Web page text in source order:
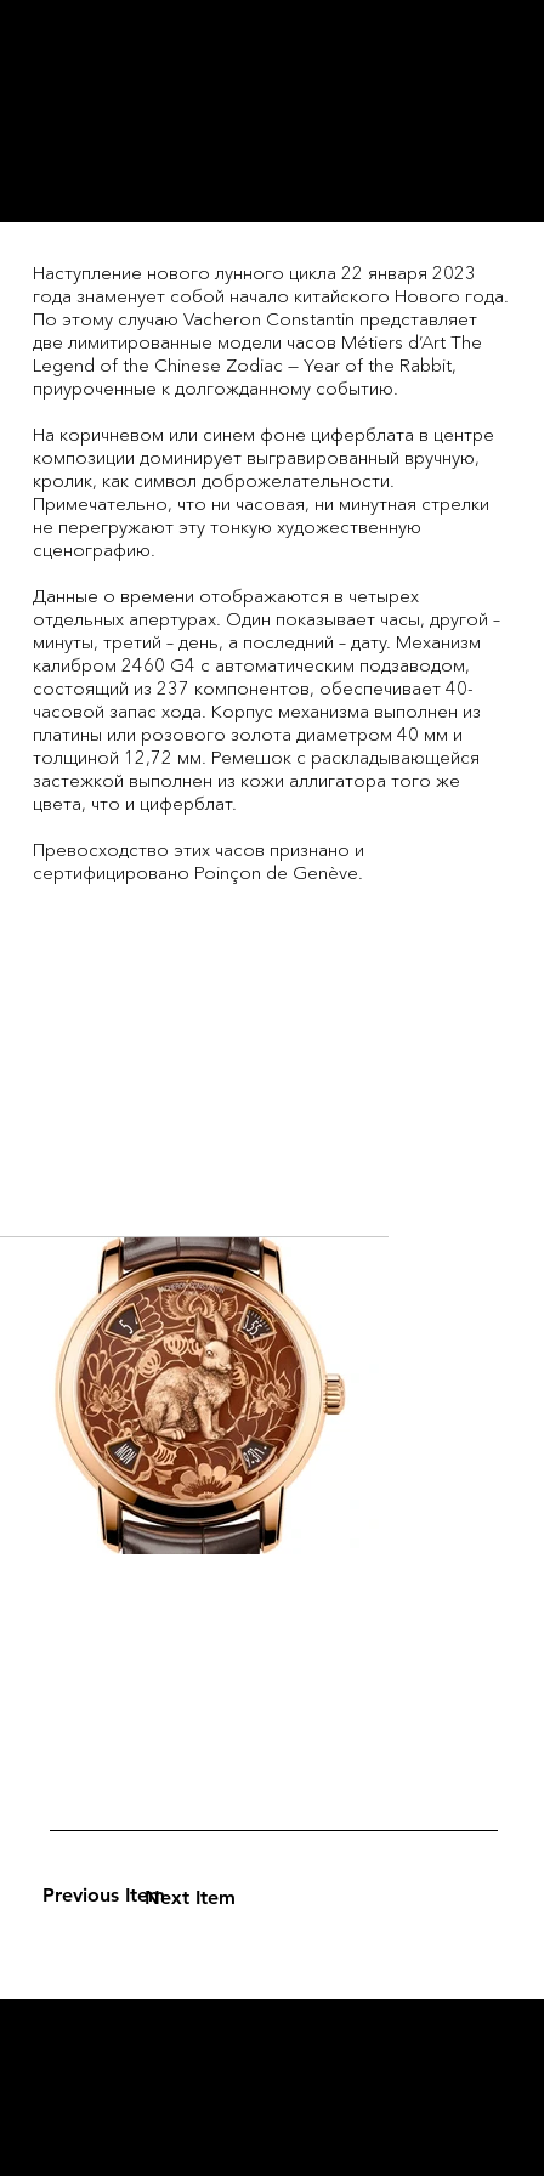
Наступление нового лунного цикла 22 января 2023
года знаменует собой начало китайского Нового года.
По этому случаю Vacheron Constantin представляет
две лимитированные модели часов Métiers d’Art The
Legend of the Chinese Zodiac — Year of the Rabbit,
приуроченные к долгожданному событию.
На коричневом или синем фоне циферблата в центре
композиции доминирует выгравированный вручную,
кролик, как символ доброжелательности.
Примечательно, что ни часовая, ни минутная стрелки
не перегружают эту тонкую художественную
сценографию.
Данные о времени отображаются в четырех
отдельных апертурах. Один показывает часы, другой –
минуты, третий – день, а последний – дату. Механизм
калибром 2460 G4 с автоматическим подзаводом,
состоящий из 237 компонентов, обеспечивает 40-
часовой запас хода. Корпус механизма выполнен из
платины или розового золота диаметром 40 мм и
толщиной 12,72 мм. Ремешок с раскладывающейся
застежкой выполнен из кожи аллигатора того же
цвета, что и циферблат.
Превосходство этих часов признано и
сертифицировано Poinçon de Genève.
Next Item
Previous Item